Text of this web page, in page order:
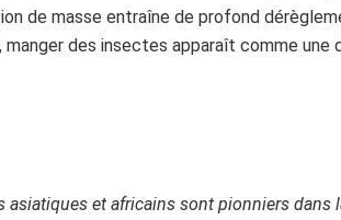
de masse entraîne de profond
des insectes apparaît comme une
asiatiques et africains sont pionniers dans